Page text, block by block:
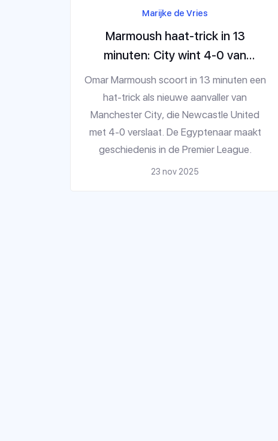
Marijke de Vries
Marmoush haat-trick in 13
minuten: City wint 4-0 van
Newcastle
Omar Marmoush scoort in 13 minuten een
hat-trick als nieuwe aanvaller van
Manchester City, die Newcastle United
met 4-0 verslaat. De Egyptenaar maakt
geschiedenis in de Premier League.
23 nov 2025